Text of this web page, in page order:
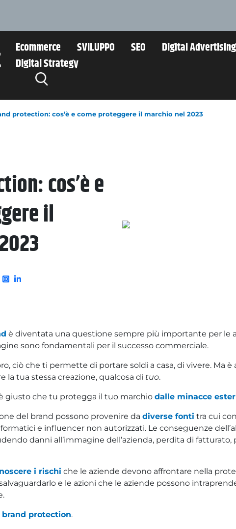
Ecommerce SVILUPPO SEO Digital Advertising
Digital Strategy
protection: cos’è e come proteggere il marchio nel 2023
cos’è e
il
è diventata una questione sempre più importante per le
sono fondamentali per il successo commerciale.
ciò che ti permette di portare soldi a casa, di vivere. Ma
la tua stessa creazione, qualcosa di tuo.
giusto che tu protegga il tuo marchio dalle minacce
del brand possono provenire da diverse fonti tra cui
e influencer non autorizzati. Le conseguenze
danni all’immagine dell’azienda, perdita di
i rischi che le aziende devono affrontare nella
e le azioni che le aziende possono
brand protection.